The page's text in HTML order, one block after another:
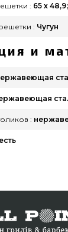
: 65 х
: Чугун
и
:
есть